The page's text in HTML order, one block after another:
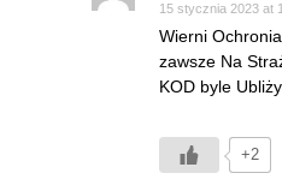
15 stycznia 2023 at
Wierni
zawsze Na
KOD byle
+2